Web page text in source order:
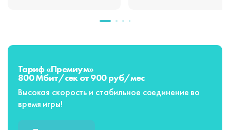
Тариф «Премиум»
800 Мбит/сек от 900 руб/мес
Высокая скорость и стабильное соединение во
время игры!